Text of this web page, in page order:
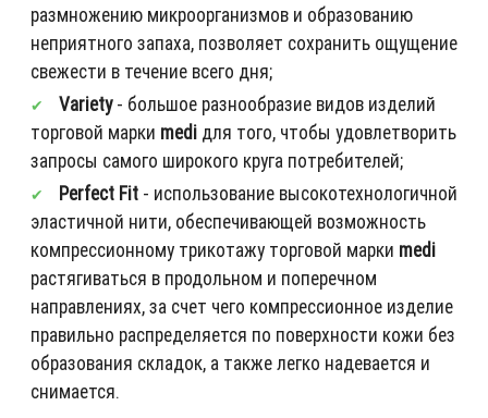
размножению микроорганизмов и образованию
неприятного запаха, позволяет сохранить ощущение
свежести в течение всего дня;
Variety- большое разнообразие видов изделий
торговой марки medi для того, чтобы удовлетворить
запросы самого широкого круга потребителей;
Perfect Fit - использование высокотехнологичной
эластичной нити, обеспечивающей возможность
компрессионному трикотажу торговой марки medi
растягиваться в продольном и поперечном
направлениях, за счет чего компрессионное изделие
правильно распределяется по поверхности кожи без
образования складок, а также легко надевается и
снимается.